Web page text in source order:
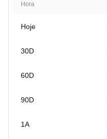
Hora
Hoje
30D
60D
90D
1A